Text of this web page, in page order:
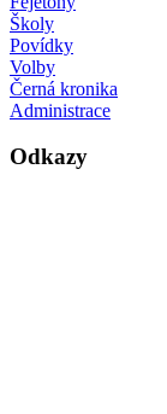
Školy
Povídky
Volby
Černá kronika
Administrace
Odkazy